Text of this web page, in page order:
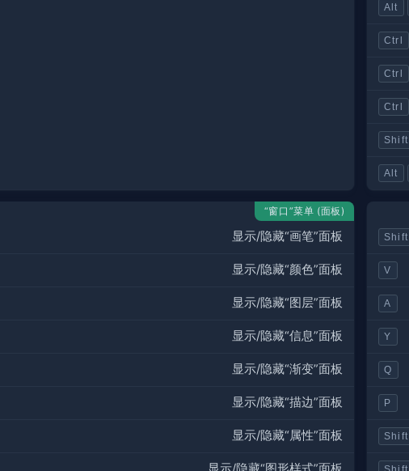
Alt
Ctrl
Ctrl
Ctrl
Shift
Alt
“窗口”菜单 (面板)
显示/隐藏“画笔”面板
显示/隐藏“颜色”面板
显示/隐藏“图层”面板
显示/隐藏“信息”面板
显示/隐藏“渐变”面板
显示/隐藏“描边”面板
显示/隐藏“属性”面板
Shift
V
A
Y
Q
P
Shift